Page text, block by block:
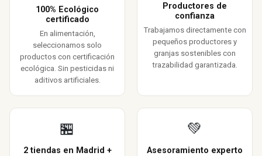
100% Ecológico
certificado
En alimentación,
seleccionamos solo
productos con certificación
ecológica. Sin pesticidas ni
aditivos artificiales.
Productores de
confianza
Trabajamos directamente con
pequeños productores y
granjas sostenibles con
trazabilidad garantizada.
🏪
2 tiendas en Madrid +
💚
Asesoramiento experto